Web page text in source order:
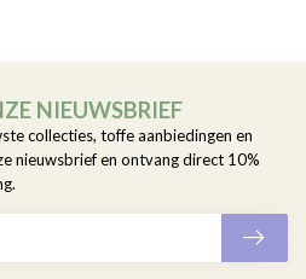
NIEUWSBRIEF
collecties, toffe aanbiedingen en
nieuwsbrief en ontvang direct 10%